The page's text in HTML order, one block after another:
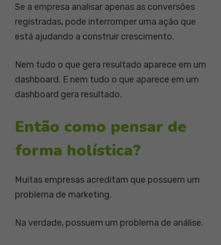
Se a empresa analisar apenas as conversões
registradas, pode interromper uma ação que
está ajudando a construir crescimento.
Nem tudo o que gera resultado aparece em um
dashboard. E nem tudo o que aparece em um
dashboard gera resultado.
Então como pensar de
forma holística?
Muitas empresas acreditam que possuem um
problema de marketing.
Na verdade, possuem um problema de análise.